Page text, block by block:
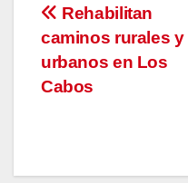
Navegación
de
entradas
Rehabilitan
caminos rurales y
urbanos en Los
Cabos